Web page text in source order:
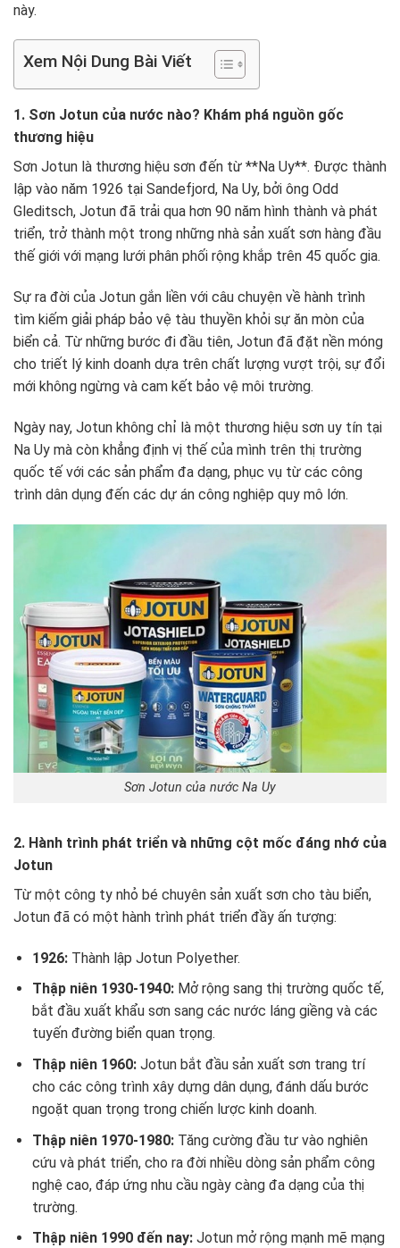
này.
Xem Nội Dung Bài Viết
1. Sơn Jotun của nước nào? Khám phá nguồn gốc
thương hiệu
Sơn Jotun là thương hiệu sơn đến từ **Na Uy**. Được thành
lập vào năm 1926 tại Sandefjord, Na Uy, bởi ông Odd
Gleditsch, Jotun đã trải qua hơn 90 năm hình thành và phát
triển, trở thành một trong những nhà sản xuất sơn hàng đầu
thế giới với mạng lưới phân phối rộng khắp trên 45 quốc gia.
Sự ra đời của Jotun gắn liền với câu chuyện về hành trình
tìm kiếm giải pháp bảo vệ tàu thuyền khỏi sự ăn mòn của
biển cả. Từ những bước đi đầu tiên, Jotun đã đặt nền móng
cho triết lý kinh doanh dựa trên chất lượng vượt trội, sự đổi
mới không ngừng và cam kết bảo vệ môi trường.
Ngày nay, Jotun không chỉ là một thương hiệu sơn uy tín tại
Na Uy mà còn khẳng định vị thế của mình trên thị trường
quốc tế với các sản phẩm đa dạng, phục vụ từ các công
trình dân dụng đến các dự án công nghiệp quy mô lớn.
Sơn Jotun của nước Na Uy
2. Hành trình phát triển và những cột mốc đáng nhớ của
Jotun
Từ một công ty nhỏ bé chuyên sản xuất sơn cho tàu biển,
Jotun đã có một hành trình phát triển đầy ấn tượng:
1926:Thành lập Jotun Polyether.
Thập niên 1930-1940:Mở rộng sang thị trường quốc tế,
bắt đầu xuất khẩu sơn sang các nước láng giềng và các
tuyến đường biển quan trọng.
Thập niên 1960:Jotun bắt đầu sản xuất sơn trang trí
cho các công trình xây dựng dân dụng, đánh dấu bước
ngoặt quan trọng trong chiến lược kinh doanh.
Thập niên 1970-1980:Tăng cường đầu tư vào nghiên
cứu và phát triển, cho ra đời nhiều dòng sản phẩm công
nghệ cao, đáp ứng nhu cầu ngày càng đa dạng của thị
trường.
Thập niên 1990 đến nay:Jotun mở rộng mạnh mẽ mạng